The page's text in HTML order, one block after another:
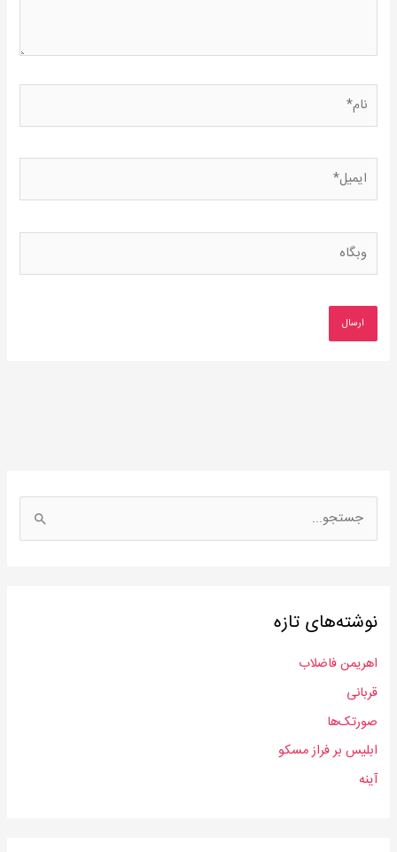
ایمیل*
وبگاه
س
و
ر
ا
ی
:
نوشته‌های تازه
اهریمن فاضلاب
قربانی
صورتک‌ها
ابلیس بر فراز مسکو
آینه